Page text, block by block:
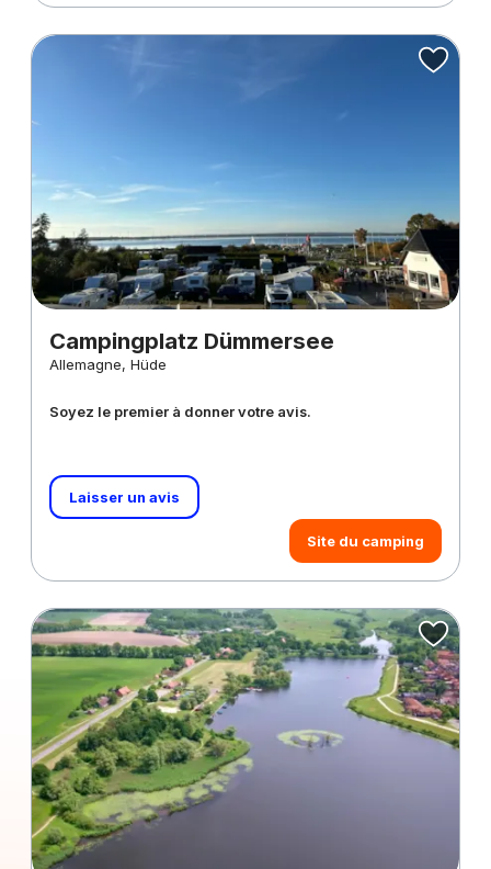
Campingplatz Dümmersee
Allemagne, Hüde
Soyez le premier à donner votre avis.
Laisser un avis
Site du camping